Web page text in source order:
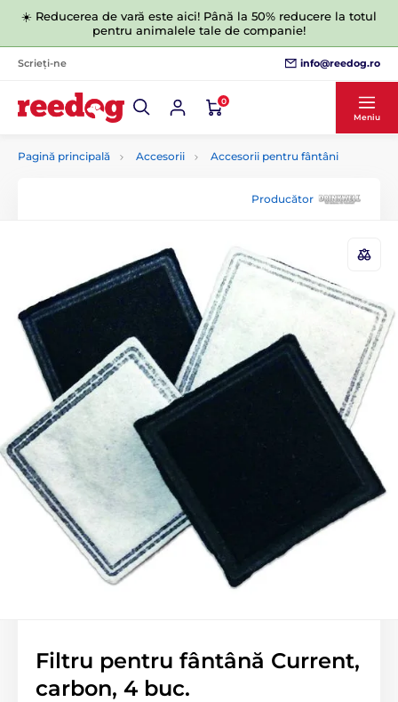
☀️ Reducerea de vară este aici! Până la 50% reducere la totul
pentru animalele tale de companie!
Scrieți-ne info@reedog.ro
0
Meniu
Pagină principală Accesorii Accesorii pentru fântâni
Producător
Filtru pentru fântână Current,
carbon, 4 buc.